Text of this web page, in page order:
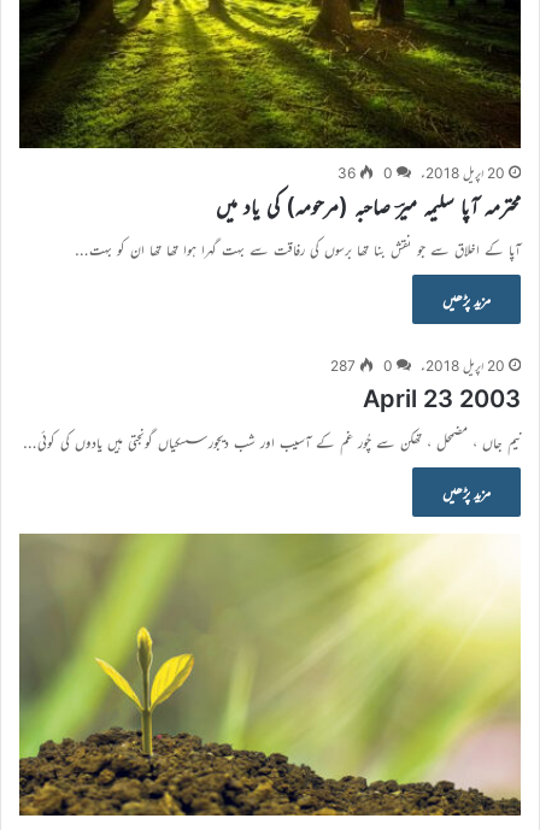
20 اپریل 2018ء 0
36
محترمہ آپا سلیمہ میرؔ صاحبہ (مرحومہ) کی یاد میں
آپا کے اخلاق سے جو نقش بنا تھا برسوں کی رفاقت سے بہت گہرا ہوا تھا تھا ان کو بہت…
مزید پڑھیں
20 اپریل 2018ء 0
287
April 23 2003
نیم جاں ، مضمحل ، تھکن سے چُور غم کے آسیب اور شب دیجور سسکیاں گونجتی ہیں یادوں کی کوئی…
مزید پڑھیں